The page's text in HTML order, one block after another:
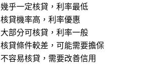
幾乎一定核貸，利率最低
核貸機率高，利率優惠
大部分可核貸，利率一般
核貸條件較差，可能需要擔保
不容易核貸，需要改善信用